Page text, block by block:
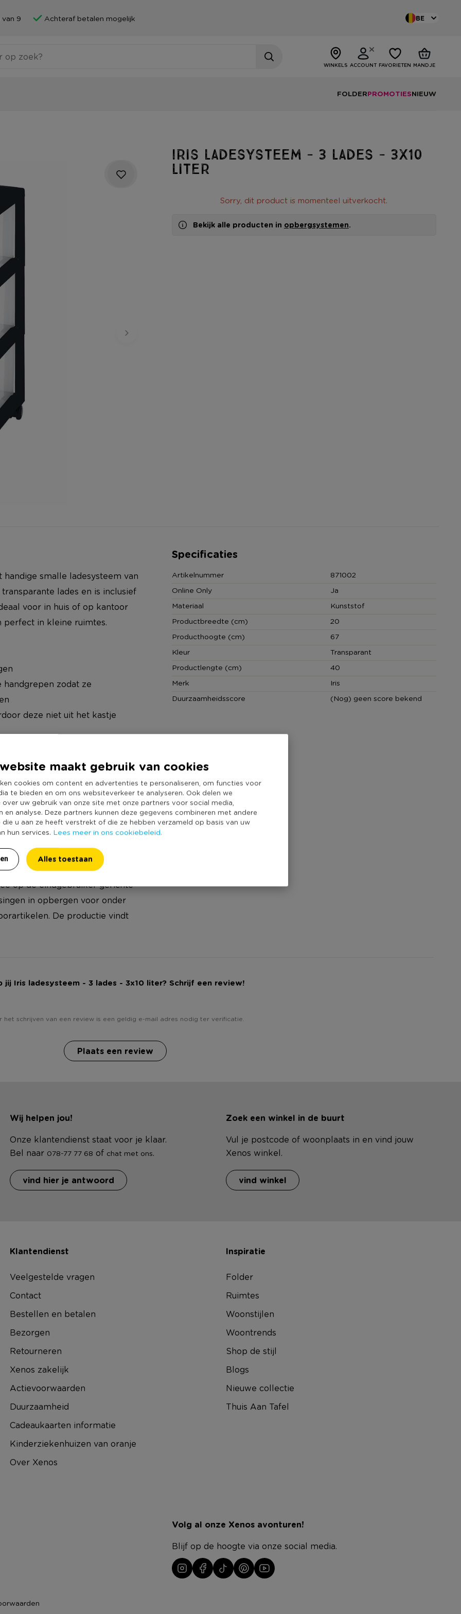
maakt gebruik van cookies
cookies om content en advertenties te personaliseren, om functies voor
te bieden en om ons websiteverkeer te analyseren. Ook delen we
uw gebruik van onze site met onze partners voor social media,
en analyse. Deze partners kunnen deze gegevens combineren met andere
u aan ze heeft verstrekt of die ze hebben verzameld op basis van uw
hun services. Lees meer in ons cookiebeleid.
Alles toestaan
9 Achteraf betalen mogelijk BE
WINKELS ACCOUNT FAVORIETEN MANDJE
FOLDERPROMOTIESNIEUW
Iris ladesysteem - 3 lades - 3x10
liter
Sorry, dit product is momenteel uitverkocht.
Bekijk alle producten in opbergsystemen.
smalle ladesysteem van
lades en is inclusief
voor in huis of op kantoor
perfect in kleine ruimtes.
zodat ze
deze niet uit het kastje
de bijgeleverde
eenvoudig in gebruik en
en beoogt met haar
te veraangenamen.
en combineert deze
op de eindgebruiker gerichte
in opbergen voor onder
De productie vindt
Specificaties
Artikelnummer
871002
Online Only
Ja
Materiaal
Kunststof
Productbreedte (cm)
20
Producthoogte (cm)
67
Kleur
Transparant
Productlengte (cm)
40
Merk
Iris
Duurzaamheidsscore
(Nog) geen score bekend
jij Iris ladesysteem - 3 lades - 3x10 liter? Schrijf een review!
het schrijven van een review is een geldig e-mail adres nodig ter verificatie.
Plaats een review
Wij helpen jou!
Onze klantendienst staat voor je klaar.
Bel naar 078-77 77 68 of chat met ons.
vind hier je antwoord
Zoek een winkel in de buurt
Vul je postcode of woonplaats in en vind jouw
Xenos winkel.
vind winkel
Klantendienst
Veelgestelde vragen
Contact
Bestellen en betalen
Bezorgen
Retourneren
Xenos zakelijk
Actievoorwaarden
Duurzaamheid
Cadeaukaarten informatie
Kinderziekenhuizen van oranje
Over Xenos
Inspiratie
Folder
Ruimtes
Woonstijlen
Woontrends
Shop de stijl
Blogs
Nieuwe collectie
Thuis Aan Tafel
Volg al onze Xenos avonturen!
Blijf op de hoogte via onze social media.